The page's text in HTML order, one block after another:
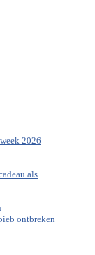
2026
als
ontbreken